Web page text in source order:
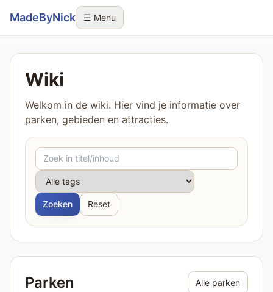
Sla navigatie over
MadeByNick ☰ Menu
Wiki
Welkom in de wiki. Hier vind je informatie over
parken, gebieden en attracties.
Zoeken Reset
Parken Alle parken